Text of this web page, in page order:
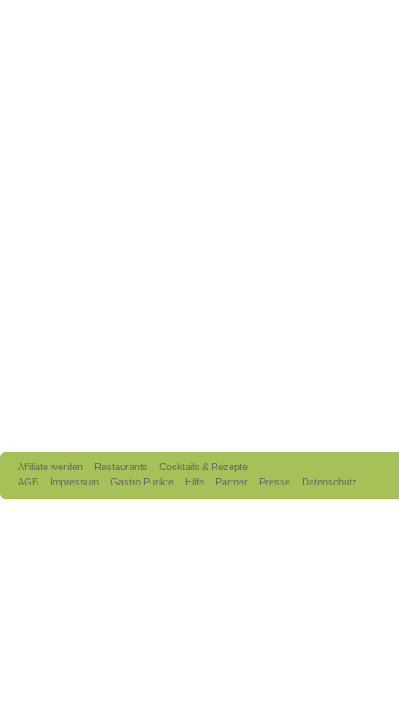
Affiliate werden Restaurants
Cocktails & Rezepte
AGB
Impressum Gastro Punkte Hilfe Partner Presse Datenschutz